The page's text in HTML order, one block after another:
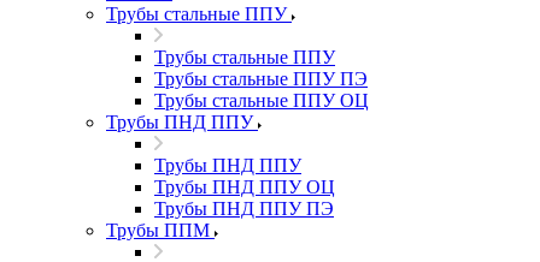
Трубы стальные ППУ
Трубы стальные ППУ
Трубы стальные ППУ ПЭ
Трубы стальные ППУ ОЦ
Трубы ПНД ППУ
Трубы ПНД ППУ
Трубы ПНД ППУ ОЦ
Трубы ПНД ППУ ПЭ
Трубы ППМ